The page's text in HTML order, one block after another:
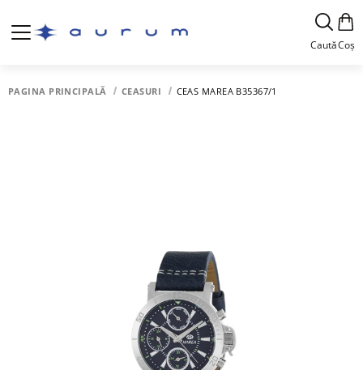
CautăCoș
PAGINA PRINCIPALĂ CEASURI CEAS MAREA B35367/1